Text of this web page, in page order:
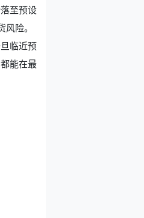
至预设
险。
临近预
能在最